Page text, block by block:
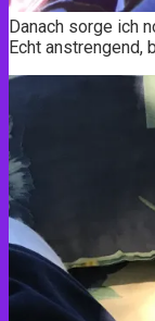
Danach sorge ich
Echt